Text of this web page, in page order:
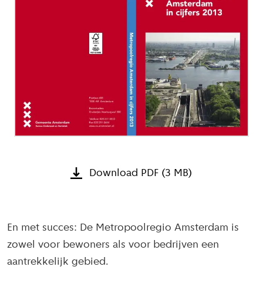
Download PDF (3 MB)
En met succes: De Metropoolregio Amsterdam is
zowel voor bewoners als voor bedrijven een
aantrekkelijk gebied.